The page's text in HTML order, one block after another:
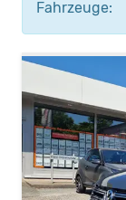
Fahrzeuge: